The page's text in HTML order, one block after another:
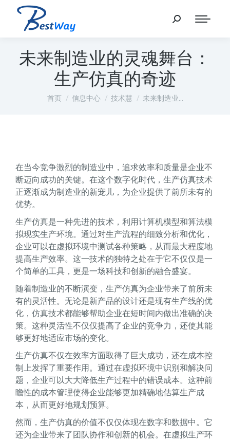
未来制造业的灵魂舞台：
生产仿真的奇迹
您在这里：
首页 信息中心 技术慧 未来制造业…
在当今竞争激烈的制造业中，追求效率和质量是企业不
断迈向成功的关键。在这个数字化时代，生产仿真技术
正逐渐成为制造业的新宠儿，为企业提供了前所未有的
优势。
生产仿真是一种先进的技术，利用计算机模型和算法模
拟现实生产环境。通过对生产流程的细致分析和优化，
企业可以在虚拟环境中测试各种策略，从而最大程度地
提高生产效率。这一技术的独特之处在于它不仅仅是一
个简单的工具，更是一场科技和创新的融合盛宴。
随着制造业的不断演变，生产仿真为企业带来了前所未
有的灵活性。无论是新产品的设计还是现有生产线的优
化，仿真技术都能够帮助企业在短时间内做出准确的决
策。这种灵活性不仅仅提高了企业的竞争力，还使其能
够更好地适应市场的变化。
生产仿真不仅在效率方面取得了巨大成功，还在成本控
制上发挥了重要作用。通过在虚拟环境中识别和解决问
题，企业可以大大降低生产过程中的错误成本。这种前
瞻性的成本管理使得企业能够更加精确地估算生产成
本，从而更好地规划预算。
然而，生产仿真的价值不仅仅体现在数字和数据中。它
还为企业带来了团队协作和创新的机会。在虚拟生产环